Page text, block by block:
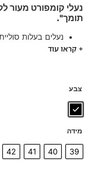
נעלי קומפורט מעור
תומך".
נעלים בעלות
אייר באג בולם+ קראו עוד
צבע
מידה
39
40
41
42